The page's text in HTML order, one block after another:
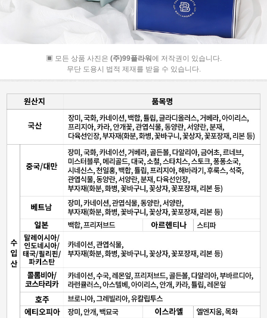
▣ 모든 상품 사진은 (주)99플라워에 저작권이 있습니다.
무단 도용시 법적 제재를 받을 수 있습니다.